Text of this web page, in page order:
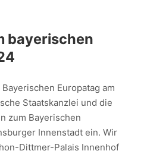
bayerischen
Europatag am
Staatskanzlei und die
zum Bayerischen
Innenstadt ein. Wir
Dittmer-Palais Innenhof